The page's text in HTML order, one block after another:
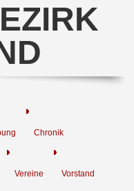
Chronik
Vereine Vorstand